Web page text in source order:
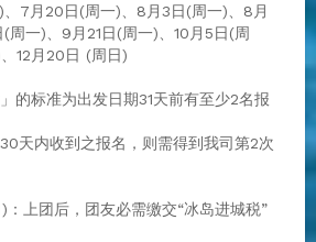
7月20日(周一)、8月3日(周一)、8月
周一)、9月21日(周一)、10月5日(周
12月20日 (周日)
的标准为出发日期31天前有至少2名报
天内收到之报名，则需得到我司第2次
：上团后，团友必需缴交“冰岛进城税”